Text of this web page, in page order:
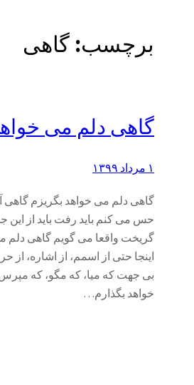
برچسب: گاهی
گاهی دلم می
۱ مرداد ۱۳۹۹
گاهی دلم می خواهد بگریزم گاهی
حس می کنم باید رفت باید از این
گریخت واقعا می گویم گاهی دلم
اینجا حتی از اسمم، از اشاره، از
بی جهت که میا، که مگو، که
خواهد بگذارم…